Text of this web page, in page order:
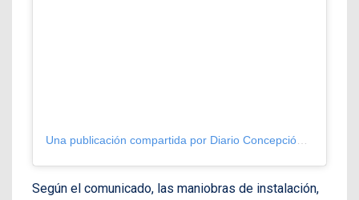
Una publicación compartida por Diario Concepción (@diarioconcepcion)
Según el comunicado, las maniobras de instalación,